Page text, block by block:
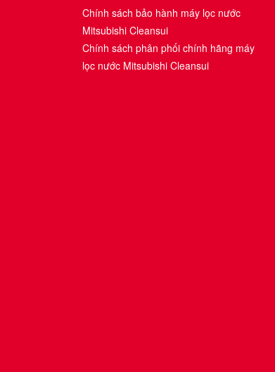
Chính sách bảo hành máy lọc nước
Mitsubishi Cleansui
Chính sách phân phối chính hãng máy
lọc nước Mitsubishi Cleansui